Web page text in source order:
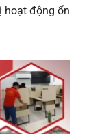
hoạt động ổn